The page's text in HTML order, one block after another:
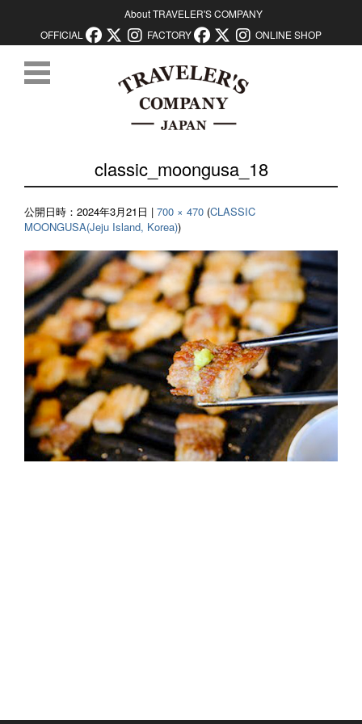
About TRAVELER'S COMPANY
OFFICIAL
FACTORY ONLINE SHOP
classic_moongusa_18
公開日時： 2024年3月21日 | 700 × 470 (CLASSIC
MOONGUSA(Jeju Island, Korea))